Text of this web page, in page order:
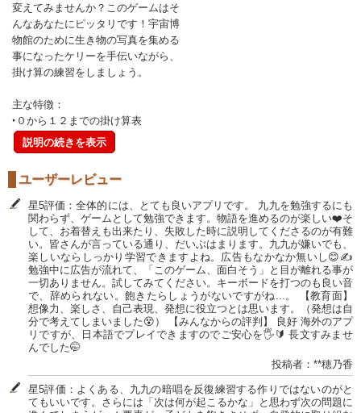
変えてみませんか？このゲームはそ
んなあなたにピッタリです！宇宙博
物館のために生き物の写真を集める
事になったケリーを手伝いながら、
掛け算の練習をしましょう。
主な特徴：
‣０から１２までの掛け算表
説明の続きを表示
ユーザーレビュー
星5評価：全体的には、とても良いアプリです。 九九を勉強するにも
関わらず、ゲームとして勉強できます。物語を進めるのが楽しい❤️そ
して、お着替えも出来たり、失敗した時に説明してくださるのが有難
い。皆さんが言っている通り、だいぶはまります。九九が嫌いでも、
楽しいならしっかり学習できますよね。広告もなかなか無いし😊✍️
勉強中に広告が流れて、「このゲーム、面白そう」と目が離れる事が
一切ありません。試してみてください。キーボードを打つのも良い音
で、辞められない。飽きたらしょうがないですがね...。 【教育面】
想像力、楽しさ、自己表現、発想に役立つとは思います。（発想は自
分で考えてしまいました😵） 【みんなからの評判】 良好 海外のアプ
リですが、日本語でプレイできますのでご安心を🖐️🔰 長文すみませ
んでした🤭
投稿者：**穂乃香
星5評価：よくある、九九の暗唱を反復練習する作りではないのがと
てもいいです。さらには「次は何が起こるかな」と思わず次の問題に